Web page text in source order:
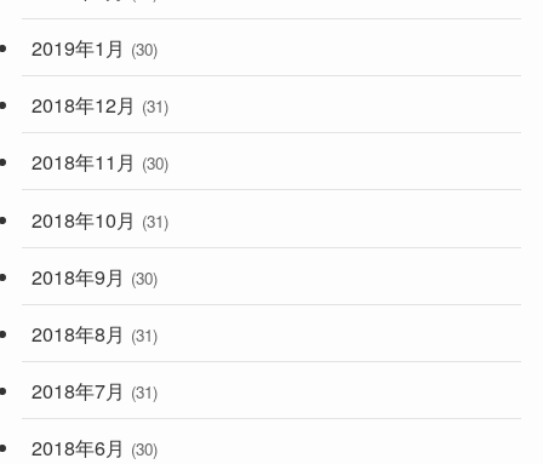
2019年1月 (30)
2018年12月 (31)
2018年11月 (30)
2018年10月 (31)
2018年9月 (30)
2018年8月 (31)
2018年7月 (31)
2018年6月 (30)